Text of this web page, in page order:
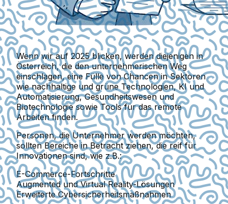
Wenn wir auf 2025 blicken, werden diejenigen in
Österreich, die den unternehmerischen Weg
einschlagen, eine Fülle von Chancen in Sektoren
wienachhaltige und grüne Technologien, KI und
Automatisierung,Gesundheitswesen und
BiotechnologiesowieTools für das remote
Arbeitenfinden.
Personen, die Unternehmer werden möchten,
sollten Bereiche in Betracht ziehen, die reif für
Innovationen sind, wie z.B.:
E-Commerce-Fortschritte
Augmented und Virtual Reality-Lösungen
Erweiterte Cybersicherheitsmaßnahmen